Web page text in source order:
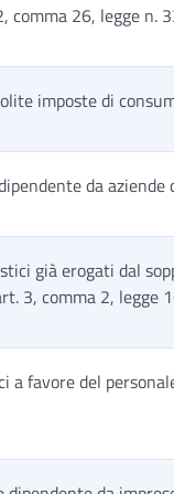
comma 26, legge n.
imposte di
da aziende
già erogati dal
3, comma 2,
favore del